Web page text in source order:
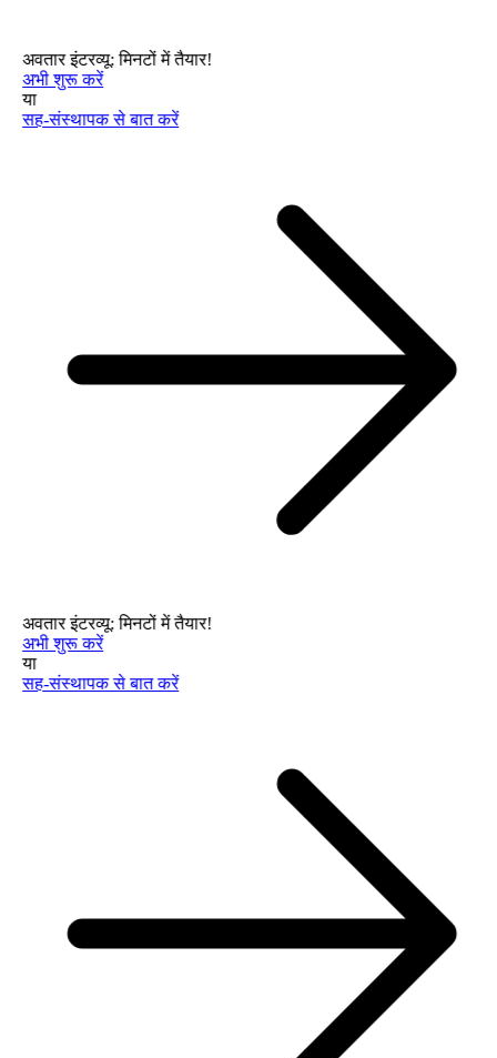
अवतार इंटरव्यू: मिनटों में तैयार!
अभी शुरू करें
या
सह-संस्थापक से बात करें
अवतार इंटरव्यू: मिनटों में तैयार!
अभी शुरू करें
या
सह-संस्थापक से बात करें